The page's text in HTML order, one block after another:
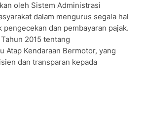
oleh Sistem Administrasi
dalam mengurus segala hal
dan pembayaran pajak.
2015 tentang
Atap Kendaraan Bermotor, yang
dan transparan kepada